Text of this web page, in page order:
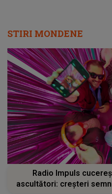
STIRI MONDENE
Radio Impuls
ascultători: creșteri